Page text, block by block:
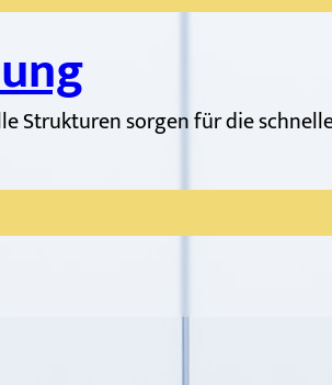
Strukturen sorgen für die